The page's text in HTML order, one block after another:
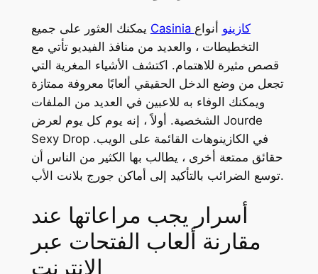
Casinia كازينو أنواع
التخطيطات ، والعديد من منافذ الفيديو تأتي مع
قصص مثيرة للاهتمام. اكتشف الأشياء المغرية التي
تجعل من وضع الدخل الحقيقي ألعابًا معروفة ممتازة
ويمكنك الوفاء به للاعبين في العديد من الملفات
الشخصية. أولاً ، إنه يوم كل يوم لعرض Jourde
Sexy Drop في الكازينوهات القائمة على الويب.
حقائق ممتعة أخرى ، يطالب بها الكثير من الناس أن
توسع الضرائب بالتأكيد إلى أماكن جورج بلانت الأب.
أسرار يجب مراعاتها عند
مقارنة ألعاب الفتحات عبر
الإنترنت